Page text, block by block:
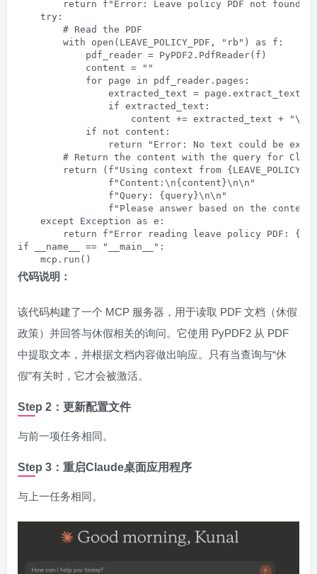
return f"Error: Leave policy PDF not found at
try:
# Read the PDF
with open(LEAVE_POLICY_PDF, "rb") as f:
pdf_reader = PyPDF2.PdfReader(f)
content = ""
for page in pdf_reader.pages:
extracted_text = page.extract_text()
if extracted_text:
content += extracted_text + "\n"
if not content:
return "Error: No text could be extracted
# Return the content with the query for
return (f"Using context from
f"Content:\n{content}\n\n"
f"Query: {query}\n\n"
f"Please answer based on the content
except Exception as e:
return f"Error reading leave policy PDF:
if __name__ == "__main__":
mcp.run()
代码说明：
该代码构建了一个 MCP 服务器，用于读取 PDF 文档（休假
政策）并回答与休假相关的询问。它使用 PyPDF2 从 PDF
中提取文本，并根据文档内容做出响应。只有当查询与“休
假”有关时，它才会被激活。
Step 2：更新配置文件
与前一项任务相同。
Step 3：重启Claude桌面应用程序
与上一任务相同。